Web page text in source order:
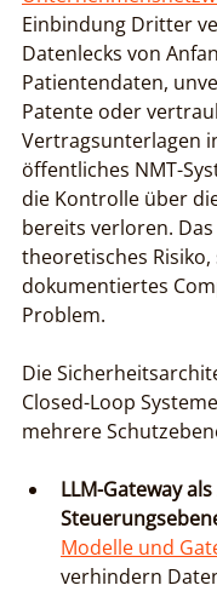
Einbindung Dritter
Datenlecks von
Patientendaten,
Patente oder
Vertragsunterlagen
öffentliches NMT-
die Kontrolle über
bereits verloren.
theoretisches
dokumentiertes
Problem.
Die
Closed-Loop
mehrere
LLM-Gateway
Modelle und
verhindern